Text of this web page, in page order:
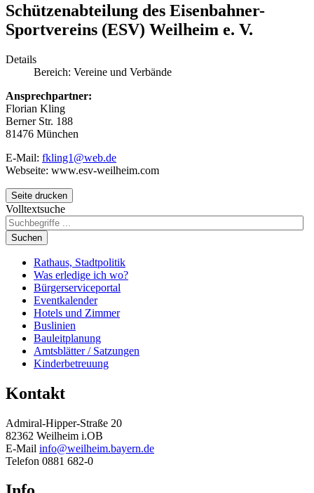
Schützenabteilung des Eisenbahner-
Sportvereins (ESV) Weilheim e. V.
Details
Bereich: Vereine und Verbände
Ansprechpartner:
Florian Kling
Berner Str. 188
81476 München
E-Mail: fkling1@web.de
Webseite: www.esv-weilheim.com
Seite drucken
Volltextsuche
Suchen
Rathaus, Stadtpolitik
Was erledige ich wo?
Bürgerserviceportal
Eventkalender
Hotels und Zimmer
Buslinien
Bauleitplanung
Amtsblätter / Satzungen
Kinderbetreuung
Kontakt
Admiral-Hipper-Straße 20
82362 Weilheim i.OB
E-Mail info@weilheim.bayern.de
Telefon 0881 682-0